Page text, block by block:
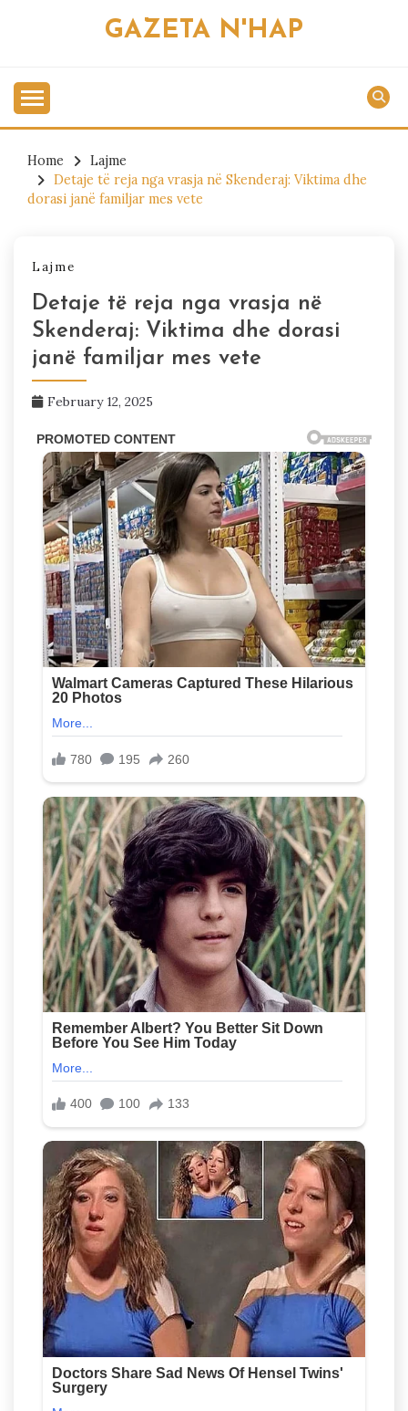
GAZETA N'HAP
Home
Lajme
Detaje të reja nga vrasja në Skenderaj: Viktima dhe
dorasi janë familjar mes vete
Lajme
Detaje të reja nga vrasja në
Skenderaj: Viktima dhe dorasi
janë familjar mes vete
February 12, 2025